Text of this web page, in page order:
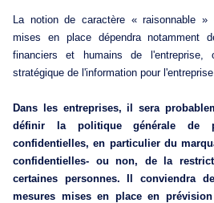
La notion de caractère « raisonnable »
mises en place dépendra notamment
financiers et humains de l'entreprise,
stratégique de l'information pour
Dans les entreprises, il sera
définir la politique générale de
confidentielles, en particulier du
confidentielles- ou non, de la
certaines personnes. Il conviendra
mesures mises en place en